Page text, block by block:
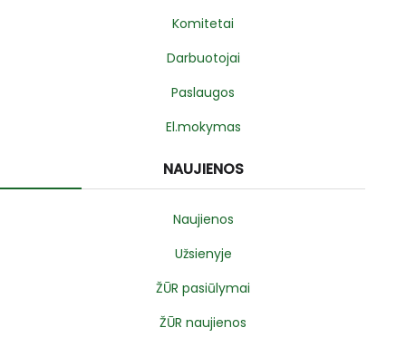
Komitetai
Darbuotojai
Paslaugos
El.mokymas
NAUJIENOS
Naujienos
Užsienyje
ŽŪR pasiūlymai
ŽŪR naujienos